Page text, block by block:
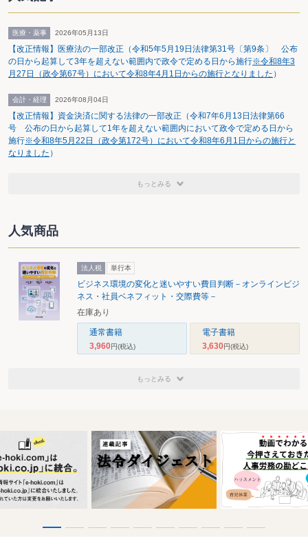
医療・薬事 2026年05月13日
【改正情報】医療法の一部改正（令和5年5月19日法律第31号〔第9条〕 公布
の日から起算して3年を超えない範囲内で政令で定める日から施行※令和8年3
月27日（政令第67号）において令和8年4月1日からの施行となりました ）
会計・経理 2026年08月04日
【改正情報】資金決済に関する法律の一部改正（令和7年6月13日法律第66
号 公布の日から起算して1年を超えない範囲内において政令で定める日から
施行※令和8年5月22日（政令第172号）において令和8年6月1日からの施行と
なりました ）
もっとみる
人気商品
法人税 単行本
ビジネス環境の変化と迷いやすい費目判断－オンラインビジ
ネス・社員ベネフィット・交際費等－
在庫あり
通常書籍
3,960円(税込)
電子書籍
3,630円(税込)
もっとみる